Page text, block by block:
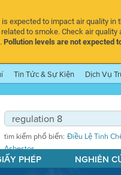
expected to impact air quality
to smoke. Check air quality
.Pollution levels are not expected
Tin Tức & Sự Kiện Dịch Vụ
tìm kiếm phổ biến: Điều Lệ Tinh
Asbestos
PHÉP NGHIÊN